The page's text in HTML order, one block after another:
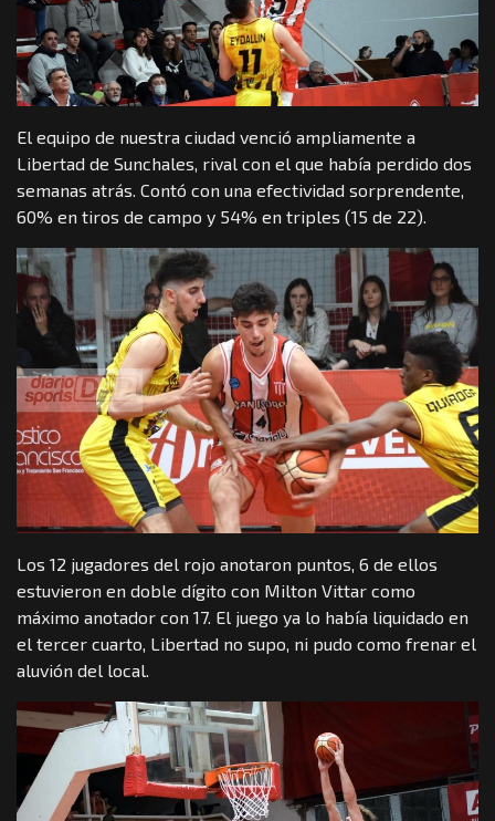
El equipo de nuestra ciudad venció ampliamente a
Libertad de Sunchales, rival con el que había perdido dos
semanas atrás. Contó con una efectividad sorprendente,
60% en tiros de campo y 54% en triples (15 de 22).
Los 12 jugadores del rojo anotaron puntos, 6 de ellos
estuvieron en doble dígito con Milton Vittar como
máximo anotador con 17. El juego ya lo había liquidado en
el tercer cuarto, Libertad no supo, ni pudo como frenar el
aluvión del local.